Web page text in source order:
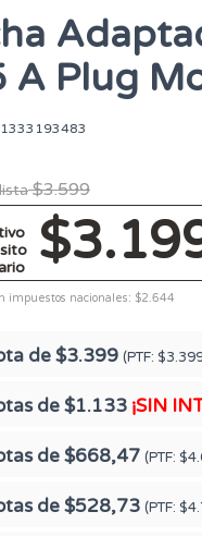
A Plug
$3.599
impuestos nacionales: $2.644
de$3.399 (PTF:
de$1.133 ¡SIN
de$668,47 (PTF:
de$528,73 (PTF: